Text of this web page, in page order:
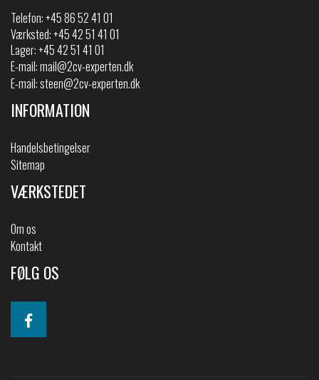
Telefon:+45 86 52 41 01
Værksted: +45 42 51 41 01
Lager: +45 42 51 41 01
E-mail:mail@2cv-experten.dk
E-mail:steen@2cv-experten.dk
INFORMATION
Handelsbetingelser
Sitemap
VÆRKSTEDET
Om os
Kontakt
FØLG OS